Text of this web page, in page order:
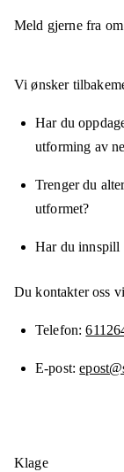
Meld gjerne fra
Vi ønsker
Har du
utforming av
Trenger du
utformet?
Har du innspill
Du kontakter oss
Telefon
E-post
Klage